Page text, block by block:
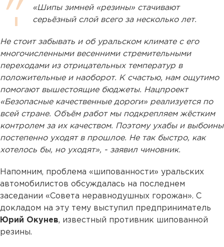
«Шипы зимней «резины» стачивают
серьёзный слой всего за несколько лет.
Не стоит забывать и об уральском климате с его
многочисленными весенними стремительными
переходами из отрицательных температур в
положительные и наоборот. К счастью, нам ощутимо
помогают вышестоящие бюджеты. Нацпроект
«Безопасные качественные дороги» реализуется по
всей стране. Объём работ мы подкрепляем жёстким
контролем за их качеством. Поэтому ухабы и выбоины
постепенно уходят в прошлое. Не так быстро, как
хотелось бы, но уходят», - заявил чиновник.
Напомним, проблема «шипованности» уральских
автомобилистов обсуждалась на последнем
заседании «Совета неравнодушных горожан». С
докладом на эту тему выступил предприниматель
Юрий Окунев, известный противник шипованной
резины.